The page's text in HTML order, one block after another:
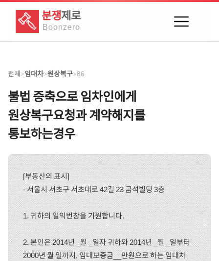
분쟁제로
Boonzero
전체>임대차>원상복구>86
불법 증축으로 임차인에게
원상복구요청과 계약해지를
통보하는경우
[부동산의 표시]
- 서울시 서초구 서초대로 42길 23 금석빌딩 3층
1. 귀하의 일익번창을 기원합니다.
2. 본인은 2014년 _월 _일자 귀하와 2014년 _월 _일부터
2000년 월 일까지, 임대보증금__만원으로 하는 임대차